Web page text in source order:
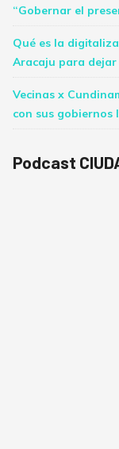
“Gobernar el
Qué es la
Aracaju para dejar
Vecinas x
con sus gobiernos
Podcast